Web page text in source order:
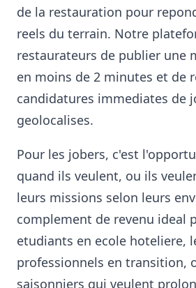
de la restauration pour
reels du terrain. Notre
restaurateurs de publier une
en moins de 2 minutes et de
candidatures immediates de
geolocalises.
Pour les jobers, c'est
quand ils veulent, ou ils
leurs missions selon leurs
complement de revenu ideal
etudiants en ecole hoteliere,
professionnels en transition,
saisonniers qui veulent